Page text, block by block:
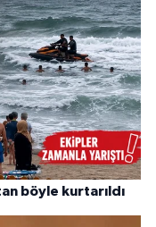
böyle kurtarıldı